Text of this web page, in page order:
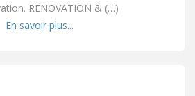
RENOVATION & (…)
En savoir plus...